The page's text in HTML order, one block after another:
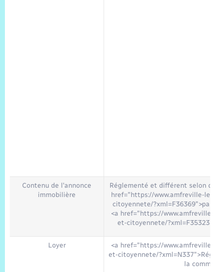
Contenu de l'annonce
immobilière
Réglementé et différent selon
href="https://www.amfreville-les-
citoyennete/?xml=F36369">par
<a href="https://www.amfreville-
et-citoyennete/
Loyer
<a href="https://www.amfreville-
et-citoyennete/
la